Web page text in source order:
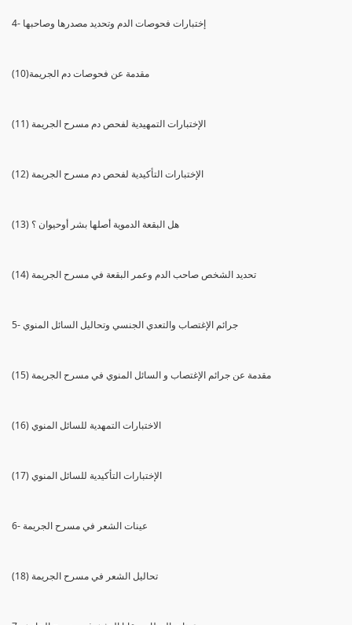
4- إختبارات فحوصات الدم وتحديد مصدرها وصاحبها
(10)مقدمة عن فحوصات دم الجريمة
(11) الإختبارات التمهيدية لفحص دم مسرح الجريمة
(12) الإختبارات التأكيدية لفحص دم مسرح الجريمة
(13) هل البقعة الدموية أصلها بشر أوحيوان ؟
(14) تحديد الشخص صاحب الدم وعمر البقعة في مسرح الجريمة
5- جرائم الإغتصاب والتعدي الجنسي وتحاليل السائل المنوي
(15) مقدمة عن جرائم الإغتصاب و السائل المنوي في مسرح الجريمة
(16) الاختبارات التمهدية للسائل المنوي
(17) الإختبارات التأكيدية للسائل المنوي
6- عينات الشعر في مسرح الجريمة
(18) تحاليل الشعر في مسرح الجريمة